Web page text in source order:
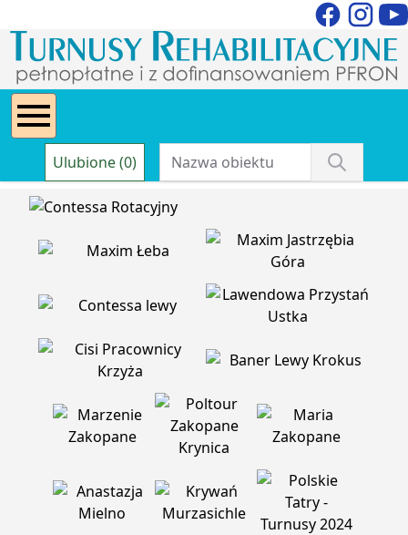
Ulubione (0)